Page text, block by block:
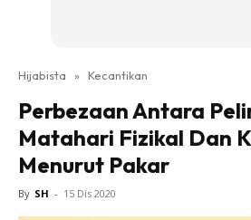
Hijabista » Kecantikan
Perbezaan Antara
Matahari Fizikal Dan
Menurut Pakar
By SH - 15 Dis 2020